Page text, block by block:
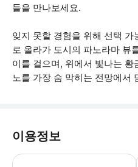
들을 만나보세요.
잊지 못할 경험을 위해 선택
로 올라가 도시의 파노라마 뷰
이를 걸으며, 위에서 빛나는
노를 가장 숨 막히는 전망에서
이용정보